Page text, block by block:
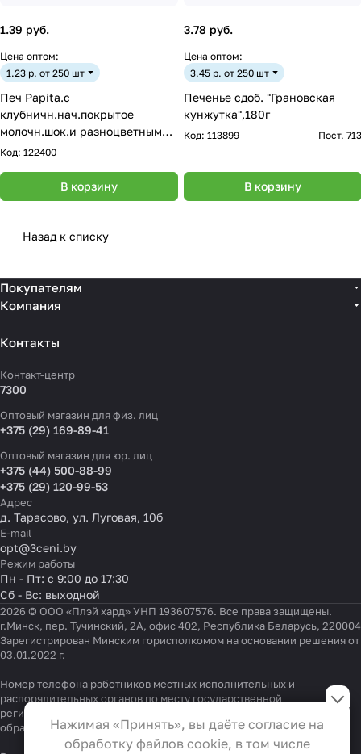
1.39 руб.
Цена оптом:
1.23 р. от 250 шт
Печ Papita.с
клубничн.нач.покрытое
молочн.шок.и разноцветным
сахарн.драже Papita 33г
Код: 122400
В корзину
3.78 руб.
Цена оптом:
3.45 р. от 250 шт
Печенье сдоб. "Грановская
кунжутка",180г
Код: 113899 Пост. 713
В корзину
Назад к списку
Покупателям
Компания
Контакты
Контакт-центр
7300
Оптовый магазин для физ. лиц
+375 (29) 169-89-41
Оптовый магазин для юр. лиц
+375 (44) 500-88-99
+375 (29) 120-99-53
Адрес
д. Тарасово, ул. Луговая, 10б
E-mail
opt@3ceni.by
Режим работы
Пн - Пт: с 9:00 до 17:30
Сб - Вс: выходной
2026 © ООО «Плэй хард» УНП 193607576. Все права защищены.
г.Минск, пер. Тучинский, 2А, офис 402, Республика Беларусь, 220004
Зарегистрирован Минским горисполкомом на основании решения от
03.01.2022 г.
Номер телефона работников местных исполнительных и
распорядительных органов по месту государственной
регистрации ООО «Плэй хард», уполномоченных рассматривать
обращения покупателей:+375 17 323-41-58,+375 17 370-30-64
Настройки файлов cookie
Функциональные
Эти файлы необходимы для
Нажимая «Принять», вы даёте согласие на
обработку файлов cookie, в том числе